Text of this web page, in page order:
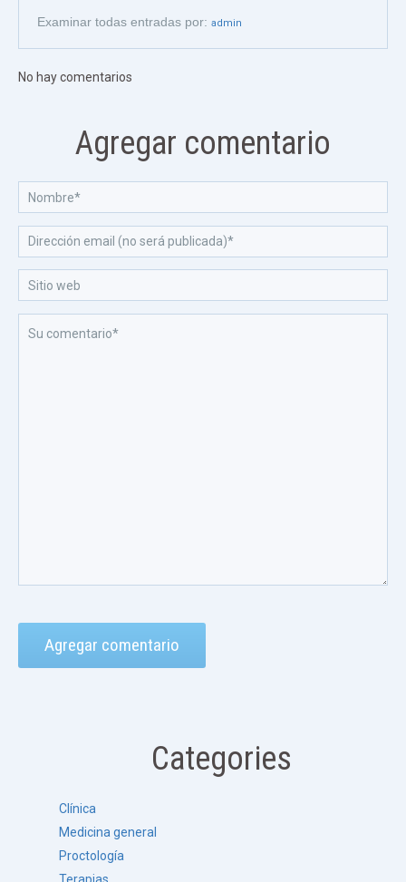
Examinar todas entradas por: admin
No hay comentarios
Agregar comentario
Categories
Clínica
Medicina general
Proctología
Terapias